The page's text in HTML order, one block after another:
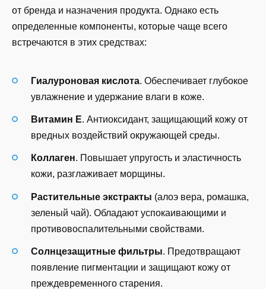
от бренда и назначения продукта. Однако есть
определенные компоненты, которые чаще всего
встречаются в этих средствах:
Гиалуроновая кислота. Обеспечивает глубокое
увлажнение и удержание влаги в коже.
Витамин Е. Антиоксидант, защищающий кожу от
вредных воздействий окружающей среды.
Коллаген. Повышает упругость и эластичность
кожи, разглаживает морщины.
Растительные экстракты (алоэ вера, ромашка,
зеленый чай). Обладают успокаивающими и
противовоспалительными свойствами.
Солнцезащитные фильтры. Предотвращают
появление пигментации и защищают кожу от
преждевременного старения.